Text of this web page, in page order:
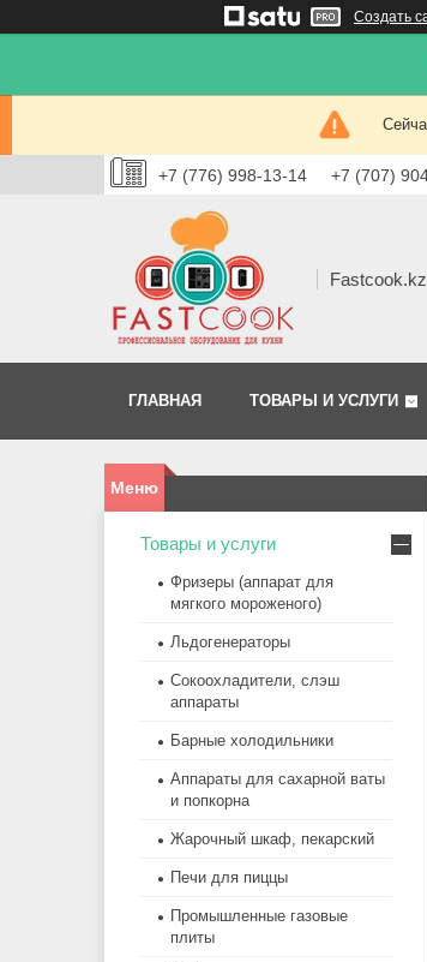
Создать
+7 (776) 998-13-14 +7 (707)
ГЛАВНАЯ ТОВАРЫ И УСЛУГИ
Товары и услуги
Фризеры (аппарат для
мягкого мороженого)
Льдогенераторы
Сокоохладители, слэш
аппараты
Барные холодильники
Аппараты для сахарной ваты
и попкорна
Жарочный шкаф, пекарский
Печи для пиццы
Промышленные газовые
плиты